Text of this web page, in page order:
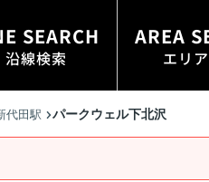
SEARCH
沿線検索
AREA
エリ
代田駅 パークウェル下北沢